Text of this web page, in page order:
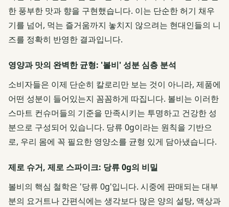
한 풍부한 맛과 향을 구현했습니다. 이는 단순한 허기 채우
기를 넘어, 먹는 즐거움까지 놓치지 않으려는 현대인들의 니
즈를 정확히 반영한 결과입니다.
영양과 맛의 완벽한 균형: '볼비' 성분 심층 분석
소비자들은 이제 단순히 칼로리만 보는 것이 아니라, 제품에
어떤 성분이 들어있는지 꼼꼼하게 따집니다. 볼비는 이러한
스마트 컨슈머들의 기준을 만족시키는 투명하고 건강한 성
분으로 구성되어 있습니다. 당류 0g이라는 원칙을 기반으
로, 우리 몸에 꼭 필요한 영양소를 균형 있게 담아냈습니다.
제로 슈거, 제로 스파이크: 당류 0g의 비밀
볼비의 핵심 철학은 '당류 0g'입니다. 시중에 판매되는 대부
분의 요거트나 간편식에는 생각보다 많은 양의 설탕, 액상과